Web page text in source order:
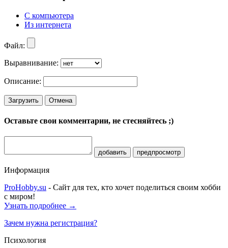
С компьютера
Из интернета
Файл:
Выравнивание:
Описание:
Загрузить Отмена
Оставьте свои комментарии, не стесняйтесь ;)
добавить предпросмотр
Информация
ProHobby.su - Сайт для тех, кто хочет поделиться своим хобби
с миром!
Узнать подробнее →
Зачем нужна регистрация?
Психология